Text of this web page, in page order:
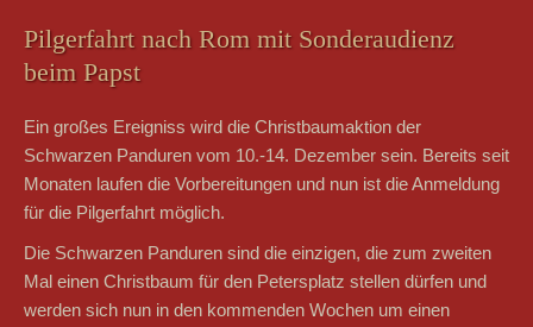
Pilgerfahrt nach Rom mit Sonderaudienz
beim Papst
Ein großes Ereigniss wird die Christbaumaktion der
Schwarzen Panduren vom 10.-14. Dezember sein. Bereits seit
Monaten laufen die Vorbereitungen und nun ist die Anmeldung
für die Pilgerfahrt möglich.
Die Schwarzen Panduren sind die einzigen, die zum zweiten
Mal einen Christbaum für den Petersplatz stellen dürfen und
werden sich nun in den kommenden Wochen um einen